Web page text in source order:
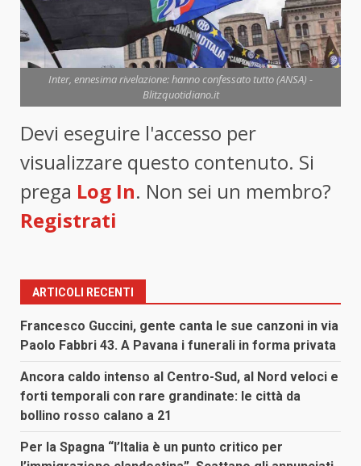
Inter, ennesima rivelazione: hanno confessato tutto (ANSA) -
Blitzquotidiano.it
Devi eseguire l'accesso per
visualizzare questo contenuto. Si
prega Log In. Non sei un membro?
Registrati
ARTICOLI RECENTI
Francesco Guccini, gente canta le sue canzoni in via
Paolo Fabbri 43. A Pavana i funerali in forma privata
Ancora caldo intenso al Centro-Sud, al Nord veloci e
forti temporali con rare grandinate: le città da
bollino rosso calano a 21
Per la Spagna “l’Italia è un punto critico per